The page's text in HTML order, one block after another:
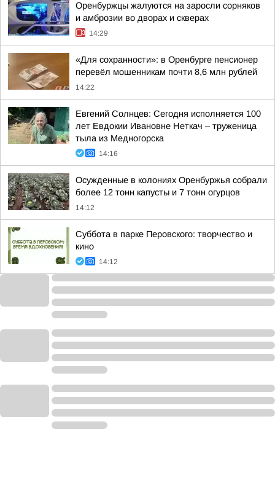
Оренбуржцы жалуются на заросли сорняков
и амброзии во дворах и скверах
14:29
«Для сохранности»: в Оренбурге пенсионер
перевёл мошенникам почти 8,6 млн рублей
14:22
Евгений Солнцев: Сегодня исполняется 100
лет Евдокии Ивановне Неткач – труженица
тыла из Медногорска
14:16
Осужденные в колониях Оренбуржья собрали
более 12 тонн капусты и 7 тонн огурцов
14:12
Суббота в парке Перовского: творчество и
кино
14:12